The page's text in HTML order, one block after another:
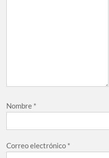
Nombre *
Correo electrónico *